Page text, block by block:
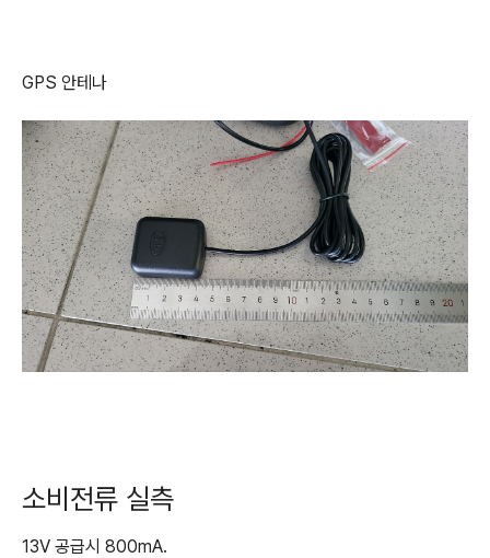
GPS 안테나
소비전류 실측
13V 공급시 800mA.